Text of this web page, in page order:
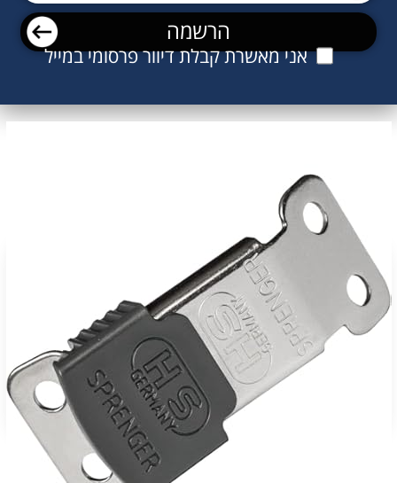
אני מאשרת קבלת דיוור פרסומי במייל
מוצרים קשורים
אבזם קליקלוק hs